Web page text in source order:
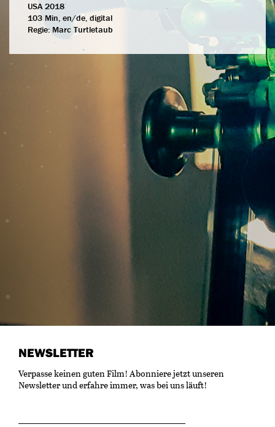
USA 2018
103 Min, en/de, digital
Regie: Marc Turtletaub
NEWSLETTER
Verpasse keinen guten Film! Abonniere jetzt unseren
Newsletter und erfahre immer, was bei uns läuft!